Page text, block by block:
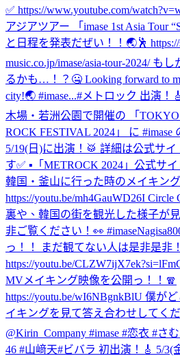
✅ https://www.youtube.com/
アジアツアー 「imase 1st Asia Tour
と日程を発表だぜい！！🌏🕺 https://
music.co.jp/imase/asia-tour-2024/ も
るかも…！？🤐 Looking forward to
city!🌏 #imase...#メトロック 出演！
木場・若洲公園で開催の 「
ROCK FESTIVAL 2024」 に #imase
5/19(日)に出演！🥁 詳細は公式サ
す✅ ▪︎「METROCK 2024」公式サイ
韓国・釜山に行った時のメイキ
https://youtu.be/mh4GauWD26I Circle
裏や、韓国の街を観光した様子が
非ご覧ください！👀 #imase
っ！！ まだ観てない人は是非是非
https://youtu.be/
MVメイキング映像を公開っ！！🧣
https://youtu.be/wI6NBgnkBlU 僕が
イキングを見て答え合わせしてく
@Kirin_Company #imase #恋衣 #さ
46 #山﨑天#ビバラ 初出演！🎸 5/3(